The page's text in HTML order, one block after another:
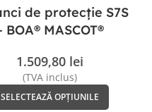
de protecție S7S
BOA® MASCOT®
1.509,80 lei
(TVA inclus)
SELECTEAZĂ OPȚIUNILE